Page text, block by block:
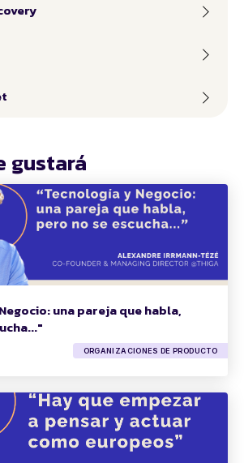
gustará
una pareja que habla,
ORGANIZACIONES DE PRODUCTO